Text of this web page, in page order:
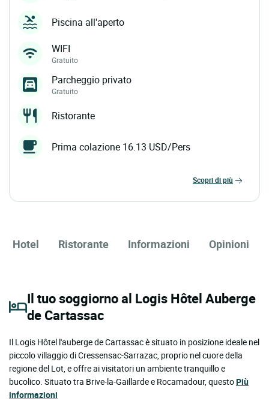
Piscina all'aperto
WIFI
Gratuito
Parcheggio privato
Gratuito
Ristorante
Prima colazione 16.13 USD/Pers
scopri di più
Hotel Ristorante Informazioni Opinioni
Il tuo soggiorno al Logis Hôtel Auberge
de Cartassac
Il Logis Hôtel l'auberge de Cartassac è situato in posizione ideale nel
piccolo villaggio di Cressensac-Sarrazac, proprio nel cuore della
regione del Lot, e offre ai visitatori un ambiente tranquillo e
bucolico. Situato tra Brive-la-Gaillarde e Rocamadour, questoPiù
informazioni